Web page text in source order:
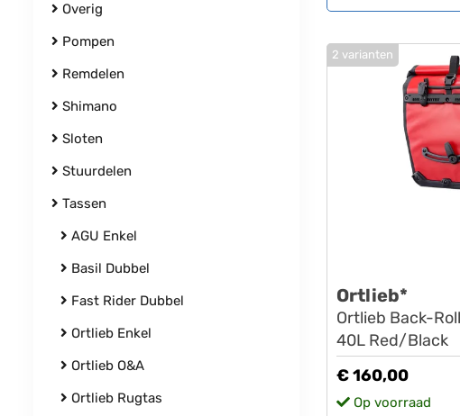
Overig
Pompen
Remdelen
Shimano
Sloten
Stuurdelen
Tassen
AGU Enkel
Basil Dubbel
Fast Rider Dubbel
Ortlieb Enkel
Ortlieb O&A
Ortlieb Rugtas
Ortlieb*
Ortlieb Back-
40L Red/Black
2 varianten
€ 160,00
Op voorraad